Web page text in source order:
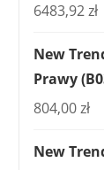
6483,92zł
New
Prawy
804,00zł
New